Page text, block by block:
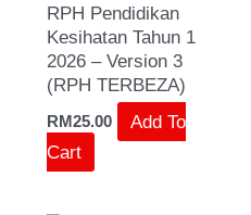
RPH Pendidikan
Kesihatan Tahun 1
2026 – Version 3
(RPH TERBEZA)
RM25.00
Add To
Cart